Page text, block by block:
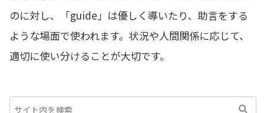
のに対し、「guide」は優しく導いたり、助言をする
ような場面で使われます。状況や人間関係に応じて、
適切に使い分けることが大切です。